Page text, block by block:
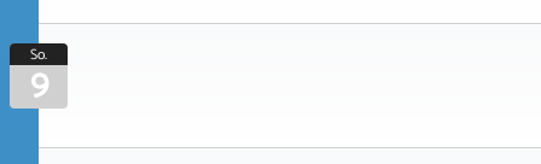
So.
9